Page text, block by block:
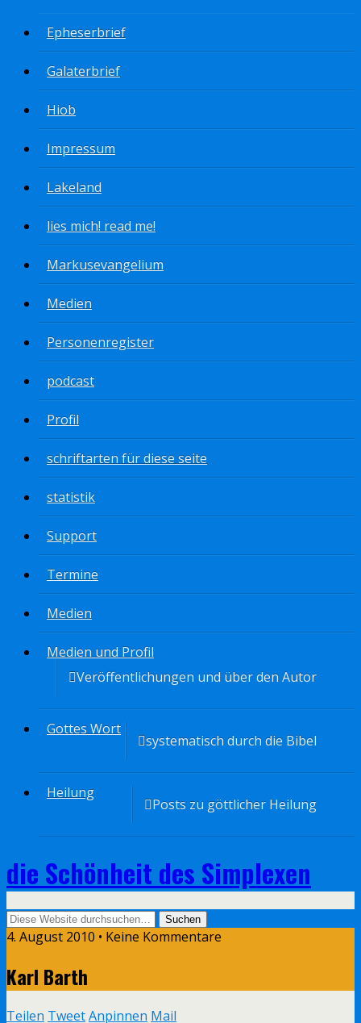
Epheserbrief
Galaterbrief
Hiob
Impressum
Lakeland
lies mich! read me!
Markusevangelium
Medien
Personenregister
podcast
Profil
schriftarten für diese seite
statistik
Support
Termine
Medien
Medien und Profil
Veröffentlichungen und über den Autor
Gottes Wort
systematisch durch die Bibel
Heilung
Posts zu göttlicher Heilung
die Schönheit des Simplexen
4. August 2010 • Keine Kommentare
Karl Barth
Teilen TweetAnpinnen Mail